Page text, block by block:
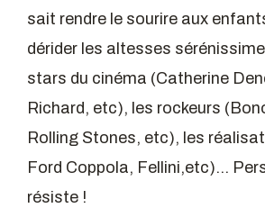
sait rendre le sourire aux
dérider les altesses
stars du cinéma (Catherine
Richard, etc), les rockeurs
Rolling Stones, etc), les
Ford Coppola, Fellini,etc)…
résiste !